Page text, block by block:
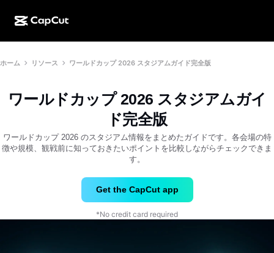
CapCutデスクトップ
CapCutオンライン
CapCutモバイル
AI作成
動画スタジオ
AI動画ジェネレーター
AI画像補正ツール
Dreamina Seedance 2.5
機能
動画エディター＆ジェネレーター
画像エディター＆ジェネレーター
音声ジェネレーター＆エディター
ソーシャルメディアのテンプレート
ホリデーのテンプレート
アニバーサリーのテンプレート
その他の情報
アフィリエイト
パイオニアプログラム
クリエイティブパートナープログラム
ホーム リソース ワールドカップ 2026 スタジアムガイド完全版
ワールドカップ 2026 スタジアムガイ
ド完全版
ワールドカップ 2026 のスタジアム情報をまとめたガイドです。各会場の特
徴や規模、観戦前に知っておきたいポイントを比較しながらチェックできま
す。
Get the CapCut app
*No credit card required